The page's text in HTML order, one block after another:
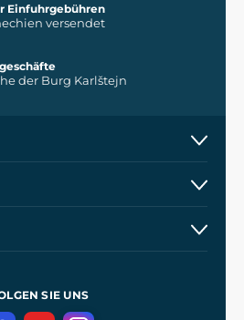
Einfuhrgebühren
versendet
der Burg Karlštejn
SIE UNS